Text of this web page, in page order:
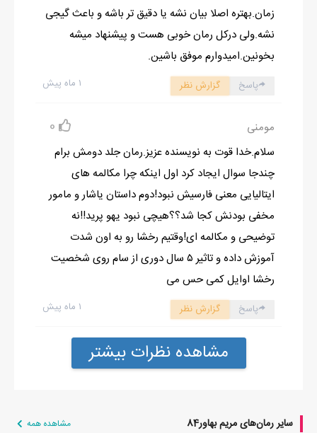
زمان.بهتره اصلا بیان نشه یا دقیق تر باشه و باعث گیجی
نشه.ولی درکل رمان خوبی هست و پیشنهاد میشه
بخونین.امیدوارم موفق باشین.
۱ ماه پیش پاسخ گزارش نظر
مومنی 0
سلام.خدا قوت به نویسنده عزیز.رمان جلد دومش برام
چندجا سوال ایجاد کرد اول اینکه چرا مکالمه های
ایتالیایی معنی فارسیش نبود!دوم داستان یاشار و مامور
مخفی بودنش کجا شد؟؟هیچی نبود یهو پرید!!نه
توضیحی و مکالمه ای!وقتیم رخشا رو به اون شدت
آموزش داده و تاثیر ۵ سال دوری از سام روی شخصیت
رخشا اوایل کمی حس می
۱ ماه پیش پاسخ گزارش نظر
مشاهده نظرات بیشتر
سایر رمان‌های مریم بهاور84 مشاهده همه